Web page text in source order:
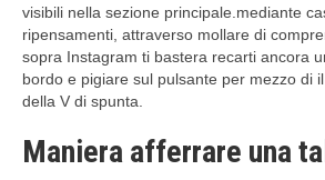
visibili nella sezione principale.mediante
ripensamenti, attraverso mollare di
sopra Instagram ti bastera recarti ancora
bordo e pigiare sul pulsante per mezzo di
della V di spunta.
Maniera afferrare una